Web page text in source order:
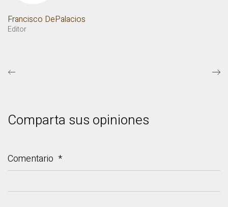
Francisco DePalacios
Editor
Comparta sus opiniones
Comentario *